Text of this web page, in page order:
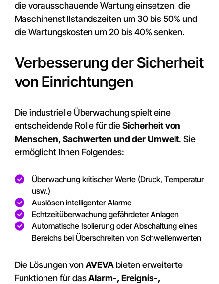
die vorausschauende Wartung einsetzen, die
Maschinenstillstandszeiten um 30 bis 50% und
die Wartungskosten um 20 bis 40% senken.
Verbesserung der Sicherheit
von Einrichtungen
Die industrielle Überwachung spielt eine
entscheidende Rolle für dieSicherheit von
Menschen, Sachwerten und der Umwelt. Sie
ermöglicht Ihnen Folgendes:
Überwachung kritischer Werte (Druck, Temperatur
usw.)
Auslösen intelligenter Alarme
Echtzeitüberwachung gefährdeter Anlagen
Automatische Isolierung oder Abschaltung eines
Bereichs bei Überschreiten von Schwellenwerten
Die Lösungen vonAVEVA bieten erweiterte
Funktionen für dasAlarm-, Ereignis-,